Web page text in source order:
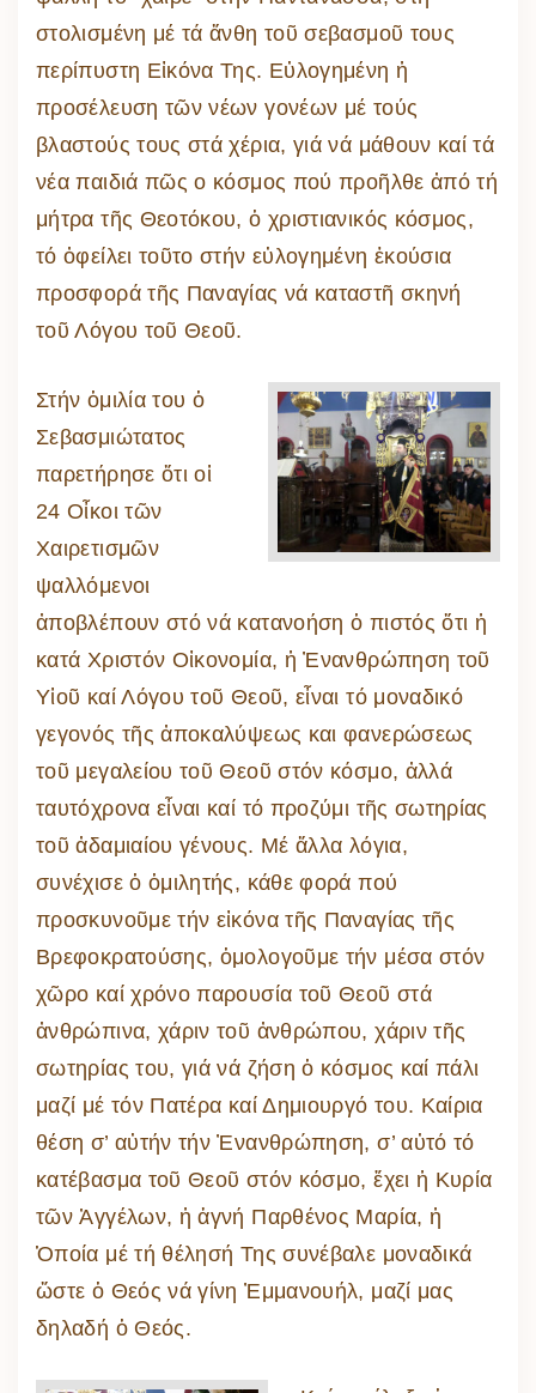
στολισμένη μέ τά ἄνθη τοῦ σεβασμοῦ τους
περίπυστη Εἰκόνα Της. Εὐλογημένη ἡ
προσέλευση τῶν νέων γονέων μέ τούς
βλαστούς τους στά χέρια, γιά νά μάθουν καί τά
νέα παιδιά πῶς ο κόσμος πού προῆλθε ἀπό τή
μήτρα τῆς Θεοτόκου, ὁ χριστιανικός κόσμος,
τό ὀφείλει τοῦτο στήν εὐλογημένη ἑκούσια
προσφορά τῆς Παναγίας νά καταστῆ σκηνή
τοῦ Λόγου τοῦ Θεοῦ.
Στήν ὁμιλία του ὁ
Σεβασμιώτατος
παρετήρησε ὅτι οἱ
24 Οἶκοι τῶν
Χαιρετισμῶν
ψαλλόμενοι
ἀποβλέπουν στό νά κατανοήση ὁ πιστός ὅτι ἡ
κατά Χριστόν Οἰκονομία, ἡ Ἐνανθρώπηση τοῦ
Υἱοῦ καί Λόγου τοῦ Θεοῦ, εἶναι τό μοναδικό
γεγονός τῆς ἀποκαλύψεως και φανερώσεως
τοῦ μεγαλείου τοῦ Θεοῦ στόν κόσμο, ἀλλά
ταυτόχρονα εἶναι καί τό προζύμι τῆς σωτηρίας
τοῦ ἀδαμιαίου γένους. Μέ ἄλλα λόγια,
συνέχισε ὁ ὁμιλητής, κάθε φορά πού
προσκυνοῦμε τήν εἰκόνα τῆς Παναγίας τῆς
Βρεφοκρατούσης, ὁμολογοῦμε τήν μέσα στόν
χῶρο καί χρόνο παρουσία τοῦ Θεοῦ στά
ἀνθρώπινα, χάριν τοῦ ἀνθρώπου, χάριν τῆς
σωτηρίας του, γιά νά ζήση ὁ κόσμος καί πάλι
μαζί μέ τόν Πατέρα καί Δημιουργό του. Καίρια
θέση σ’ αὐτήν τήν Ἐνανθρώπηση, σ’ αὐτό τό
κατέβασμα τοῦ Θεοῦ στόν κόσμο, ἔχει ἡ Κυρία
τῶν Ἀγγέλων, ἡ ἁγνή Παρθένος Μαρία, ἡ
Ὁποία μέ τή θέλησή Της συνέβαλε μοναδικά
ὥστε ὁ Θεός νά γίνη Ἐμμανουήλ, μαζί μας
δηλαδή ὁ Θεός.